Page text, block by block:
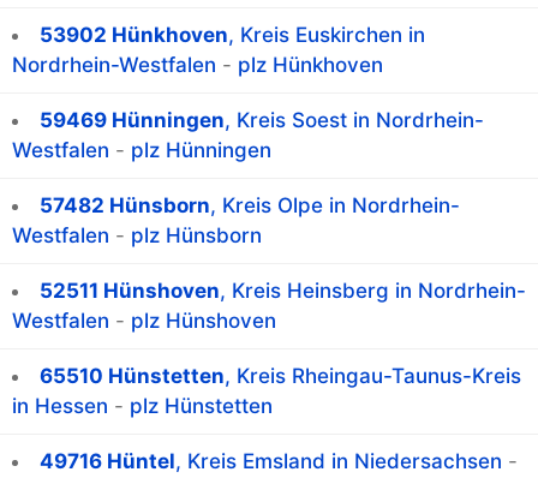
53902 Hünkhoven, Kreis Euskirchen in
Nordrhein-Westfalen - plz Hünkhoven
59469 Hünningen, Kreis Soest in Nordrhein-
Westfalen - plz Hünningen
57482 Hünsborn, Kreis Olpe in Nordrhein-
Westfalen - plz Hünsborn
52511 Hünshoven, Kreis Heinsberg in Nordrhein-
Westfalen - plz Hünshoven
65510 Hünstetten, Kreis Rheingau-Taunus-Kreis
in Hessen - plz Hünstetten
49716 Hüntel, Kreis Emsland in Niedersachsen -